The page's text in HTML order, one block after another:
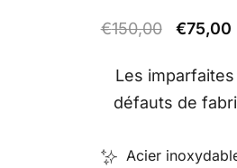
€150,00 €75,00
Les
défauts de
Acier